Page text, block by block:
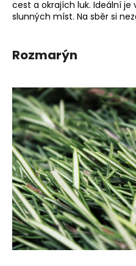
cest a okrajích luk. Ideální
slunných míst. Na sběr si
Rozmarýn